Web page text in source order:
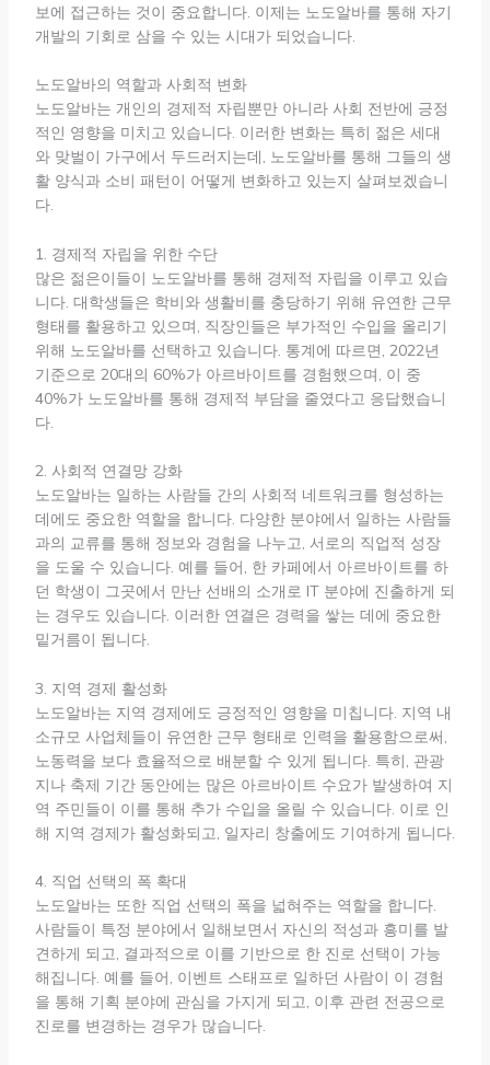
보에 접근하는 것이 중요합니다. 이제는 노도알바를 통해 자기
개발의 기회로 삼을 수 있는 시대가 되었습니다.
노도알바의 역할과 사회적 변화
노도알바는 개인의 경제적 자립뿐만 아니라 사회 전반에 긍정
적인 영향을 미치고 있습니다. 이러한 변화는 특히 젊은 세대
와 맞벌이 가구에서 두드러지는데, 노도알바를 통해 그들의 생
활 양식과 소비 패턴이 어떻게 변화하고 있는지 살펴보겠습니
다.
1. 경제적 자립을 위한 수단
많은 젊은이들이 노도알바를 통해 경제적 자립을 이루고 있습
니다. 대학생들은 학비와 생활비를 충당하기 위해 유연한 근무
형태를 활용하고 있으며, 직장인들은 부가적인 수입을 올리기
위해 노도알바를 선택하고 있습니다. 통계에 따르면, 2022년
기준으로 20대의 60%가 아르바이트를 경험했으며, 이 중
40%가 노도알바를 통해 경제적 부담을 줄였다고 응답했습니
다.
2. 사회적 연결망 강화
노도알바는 일하는 사람들 간의 사회적 네트워크를 형성하는
데에도 중요한 역할을 합니다. 다양한 분야에서 일하는 사람들
과의 교류를 통해 정보와 경험을 나누고, 서로의 직업적 성장
을 도울 수 있습니다. 예를 들어, 한 카페에서 아르바이트를 하
던 학생이 그곳에서 만난 선배의 소개로 IT 분야에 진출하게 되
는 경우도 있습니다. 이러한 연결은 경력을 쌓는 데에 중요한
밑거름이 됩니다.
3. 지역 경제 활성화
노도알바는 지역 경제에도 긍정적인 영향을 미칩니다. 지역 내
소규모 사업체들이 유연한 근무 형태로 인력을 활용함으로써,
노동력을 보다 효율적으로 배분할 수 있게 됩니다. 특히, 관광
지나 축제 기간 동안에는 많은 아르바이트 수요가 발생하여 지
역 주민들이 이를 통해 추가 수입을 올릴 수 있습니다. 이로 인
해 지역 경제가 활성화되고, 일자리 창출에도 기여하게 됩니다.
4. 직업 선택의 폭 확대
노도알바는 또한 직업 선택의 폭을 넓혀주는 역할을 합니다.
사람들이 특정 분야에서 일해보면서 자신의 적성과 흥미를 발
견하게 되고, 결과적으로 이를 기반으로 한 진로 선택이 가능
해집니다. 예를 들어, 이벤트 스태프로 일하던 사람이 이 경험
을 통해 기획 분야에 관심을 가지게 되고, 이후 관련 전공으로
진로를 변경하는 경우가 많습니다.